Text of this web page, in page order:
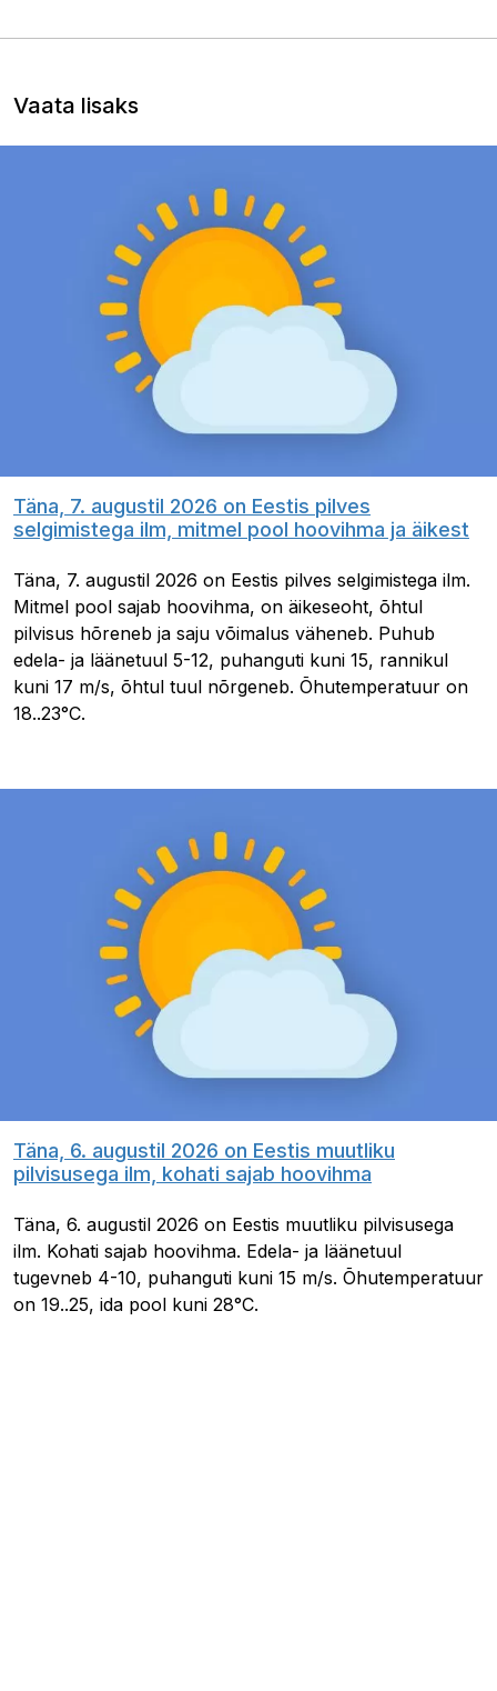
Vaata lisaks
Täna, 7. augustil 2026 on Eestis pilves
selgimistega ilm, mitmel pool hoovihma ja äikest
Täna, 7. augustil 2026 on Eestis pilves selgimistega ilm.
Mitmel pool sajab hoovihma, on äikeseoht, õhtul
pilvisus hõreneb ja saju võimalus väheneb. Puhub
edela- ja läänetuul 5-12, puhanguti kuni 15, rannikul
kuni 17 m/s, õhtul tuul nõrgeneb. Õhutemperatuur on
18..23°C.
Täna, 6. augustil 2026 on Eestis muutliku
pilvisusega ilm, kohati sajab hoovihma
Täna, 6. augustil 2026 on Eestis muutliku pilvisusega
ilm. Kohati sajab hoovihma. Edela- ja läänetuul
tugevneb 4-10, puhanguti kuni 15 m/s. Õhutemperatuur
on 19..25, ida pool kuni 28°C.